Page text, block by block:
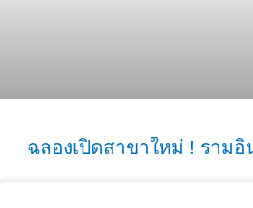
ฉลองเปิดสาขาใหม่ ! รามอิ